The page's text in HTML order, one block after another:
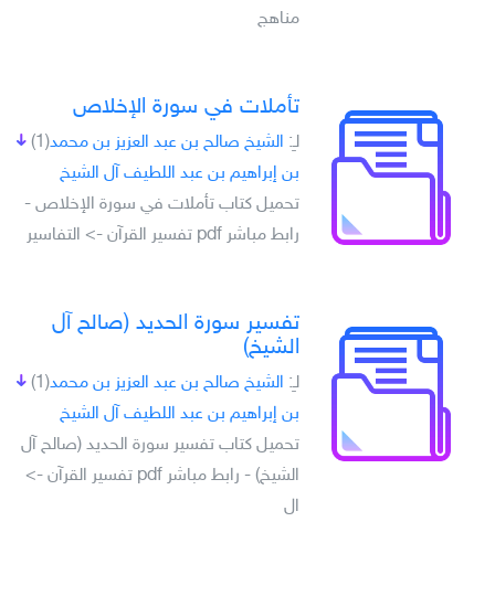
مناهج
تأملات في سورة الإخلاص
(1) لـِ: الشيخ صالح بن عبد العزيز بن محمد
بن إبراهيم بن عبد اللطيف آل الشيخ
تحميل كتاب تأملات في سورة الإخلاص -
رابط مباشر pdf تفسير القرآن -> التفاسير
تفسير سورة الحديد (صالح آل
الشيخ)
(1) لـِ: الشيخ صالح بن عبد العزيز بن محمد
بن إبراهيم بن عبد اللطيف آل الشيخ
تحميل كتاب تفسير سورة الحديد (صالح آل
الشيخ) - رابط مباشر pdf تفسير القرآن ->
ال